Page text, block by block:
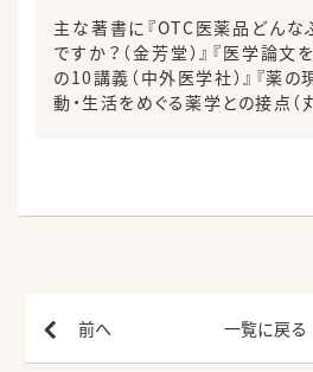
主な著書に『OTC医薬品どんな
ですか？（金芳堂）』『医学論
の10講義（中外医学社）』『薬の
動・生活をめぐる薬学との接点（
前へ 一覧に戻る